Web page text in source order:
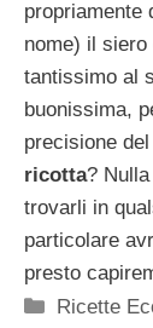
propriamente
nome) il
tantissimo al
buonissima,
precisione
ricotta?
trovarli in
particolare
presto
Categorie
Ricette